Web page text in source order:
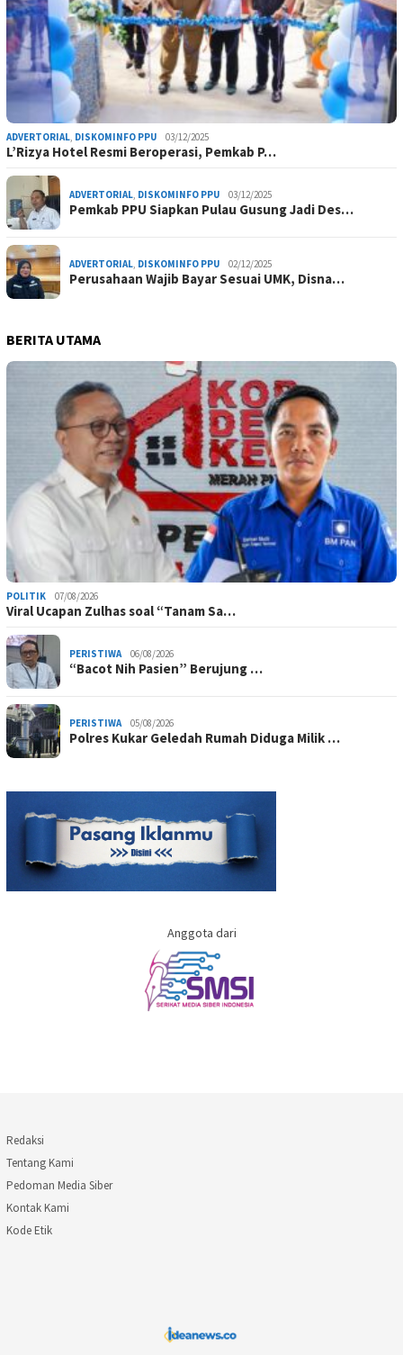
ADVERTORIAL, DISKOMINFO PPU 03/12/2025
L’Rizya Hotel Resmi Beroperasi, Pemkab P…
ADVERTORIAL, DISKOMINFO PPU 03/12/2025
Pemkab PPU Siapkan Pulau Gusung Jadi Des…
ADVERTORIAL, DISKOMINFO PPU 02/12/2025
Perusahaan Wajib Bayar Sesuai UMK, Disna…
BERITA UTAMA
POLITIK 07/08/2026
Viral Ucapan Zulhas soal “Tanam Sa…
PERISTIWA 06/08/2026
“Bacot Nih Pasien” Berujung …
PERISTIWA 05/08/2026
Polres Kukar Geledah Rumah Diduga Milik …
Anggota dari
Redaksi
Tentang Kami
Pedoman Media Siber
Kontak Kami
Kode Etik